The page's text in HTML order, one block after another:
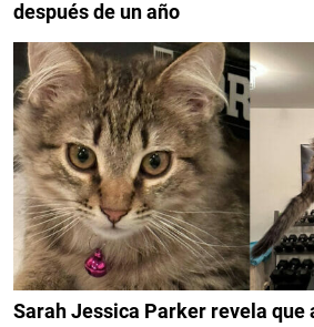
después de un año
Sarah Jessica Parker revela que